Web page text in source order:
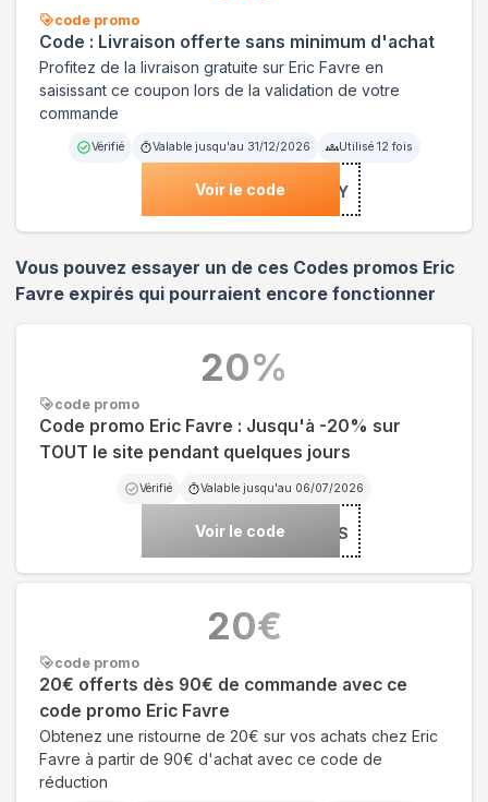
code promo
Code : Livraison offerte sans minimum d'achat
Profitez de la livraison gratuite sur Eric Favre en
saisissant ce coupon lors de la validation de votre
commande
Vérifié Valable jusqu'au 31/12/2026 Utilisé 12 fois
Voir le code
***EDELIVERY
Vous pouvez essayer un de ces Codes promos Eric
Favre expirés qui pourraient encore fonctionner
code promo
Code promo Eric Favre : Jusqu'à -20% sur
TOUT le site pendant quelques jours
Vérifié Valable jusqu'au 06/07/2026
Voir le code***DAYS
20%
code promo
20€ offerts dès 90€ de commande avec ce
code promo Eric Favre
Obtenez une ristourne de 20€ sur vos achats chez Eric
Favre à partir de 90€ d'achat avec ce code de
réduction
20€